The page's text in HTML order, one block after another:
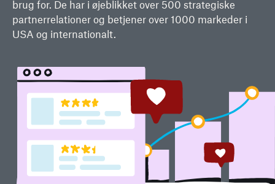
brug for. De har i øjeblikket over 500 strategiske
partnerrelationer og betjener over 1000 markeder i
USA og internationalt.